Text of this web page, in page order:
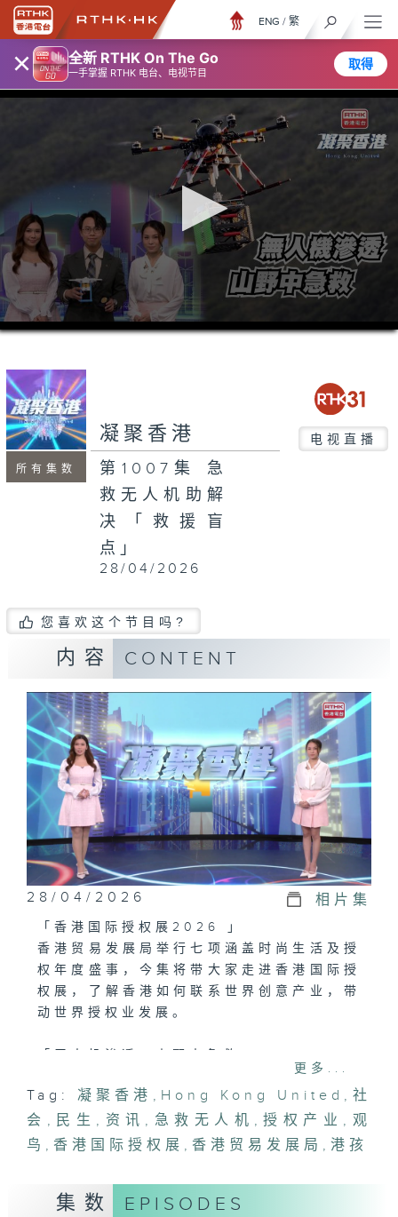
× 全新 RTHK On The Go
一手掌握 RTHK 电台、电视节目
取得
ENG / 繁
0
seconds
minutes,
7
seconds
所有集数
凝聚香港 电视直播
第1007集 急
救无人机助解
决「救援盲
点」
28/04/2026
您喜欢这个节目吗?
内容 CONTENT
28/04/2026 相片集
「香港国际授权展2026 」
香港贸易发展局举行七项涵盖时尚生活及授
权年度盛事，今集将带大家走进香港国际授
权展，了解香港如何联系世界创意产业，带
动世界授权业发展。
科大研发出急救响应无人机系统，深度整合
AI助理，当救援人员接报并分析物资需求
后，求救者只需点击手机简讯连结，系统便
能即时获取精准定位，解决郊区等救护车难
成员详细讲解。
更多...
Tag: 凝聚香港 , Hong Kong United , 社
会 , 民生 , 资讯 , 急救无人机 , 授权产业 , 观
鸟 , 香港国际授权展 , 香港贸易发展局 ,港孩
集数 EPISODES